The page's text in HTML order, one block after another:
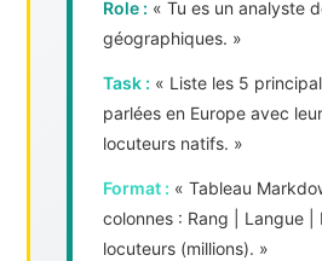
Role : « Tu es un analyste
géographiques. »
Task : « Liste les 5
parlées en Europe avec
locuteurs natifs. »
Format : « Tableau
colonnes : Rang | Langue |
locuteurs (millions). »